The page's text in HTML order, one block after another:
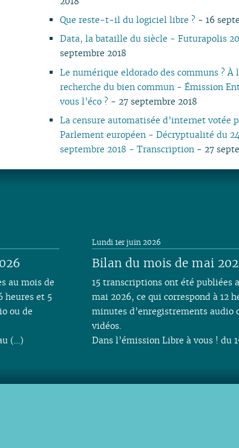
01
01
01
03
01
01
03
02
01
03
02
01
03
02
Que reste-t-il du logiciel libre ? - 16
Data, la bataille du siècle - Futurapolis
septembre 2018
Le numérique eldorado des communs ? À
recherche du bien commun - Émission
vous l’éco ? - 27 septembre 2018
La censure automatisée d’internet votée
Parlement européen - Décryptualité du 24
septembre 2018 - Transcription - 27
au mois de
heures et 5
ou de
(…)
Bilan du mois de mai
Lundi 1er juin 2026
15 transcriptions ont été publiées
mai 2026, ce qui correspond à 12
minutes d’enregistrements audio
vidéos.
Dans l’émission Libre à vous ! du